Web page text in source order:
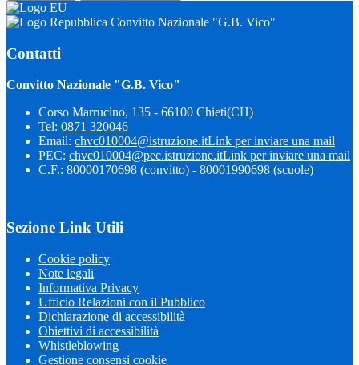
Convitto Nazionale "G.B. Vico"
Contatti
Convitto Nazionale "G.B. Vico"
Corso Marrucino, 135 - 66100 Chieti(CH)
Tel: 0871 320046
Email: chvc010004@istruzione.itLink per inviare una mail
PEC: chvc010004@pec.istruzione.itLink per inviare una mail
C.F.: 80000170698 (convitto) - 80001990698 (scuole)
Sezione Link Utili
Cookie policy
Note legali
Informativa Privacy
Ufficio Relazioni con il Pubblico
Dichiarazione di accessibilità
Obiettivi di accessibilità
Whistleblowing
Gestione consensi cookie